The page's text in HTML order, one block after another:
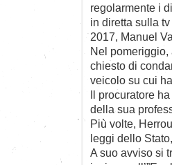
regolarmente i
in diretta sulla
2017, Manuel
Nel
chiesto di
veicolo su cui
Il procuratore
della sua
Più volte,
leggi dello
A suo avviso si